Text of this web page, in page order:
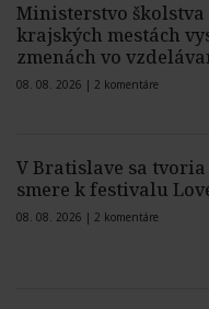
Ministerstvo
krajských mestách
zmenách vo
08. 08. 2026 | 2 komentáre
V Bratislave sa
smere k festivalu
08. 08. 2026 | 2 komentáre